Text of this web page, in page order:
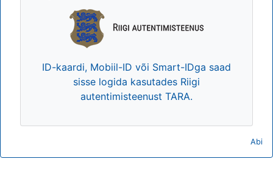
ID-kaardi, Mobiil-ID või Smart-IDga saad
sisse logida kasutades Riigi
autentimisteenust TARA.
Abi